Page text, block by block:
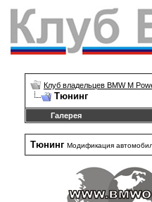
Клуб владельцев BMW M
Тюнинг
Галерея
Тюнинг Модификация